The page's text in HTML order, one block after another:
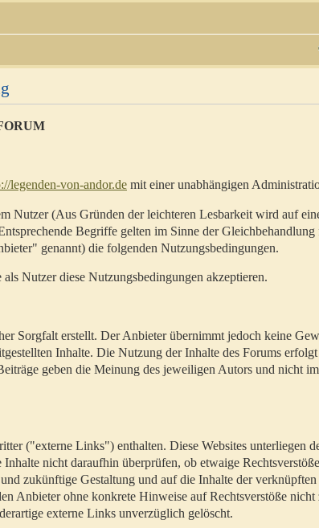
legenden-von-andor.de mit einer unabhängigen
Nutzer (Aus Gründen der leichteren Lesbarkeit wird auf
Begriffe gelten im Sinne der Gleichbehandlung
genannt) die folgenden Nutzungsbedingungen.
Nutzer diese Nutzungsbedingungen akzeptieren.
Sorgfalt erstellt. Der Anbieter übernimmt jedoch keine
Inhalte. Die Nutzung der Inhalte des Forums
geben die Meinung des jeweiligen Autors und nicht
("externe Links") enthalten. Diese Websites unterliegen
nicht daraufhin überprüfen, ob etwaige
zukünftige Gestaltung und auf die Inhalte der verknüpften
Anbieter ohne konkrete Hinweise auf Rechtsverstöße nicht
externe Links unverzüglich gelöscht.